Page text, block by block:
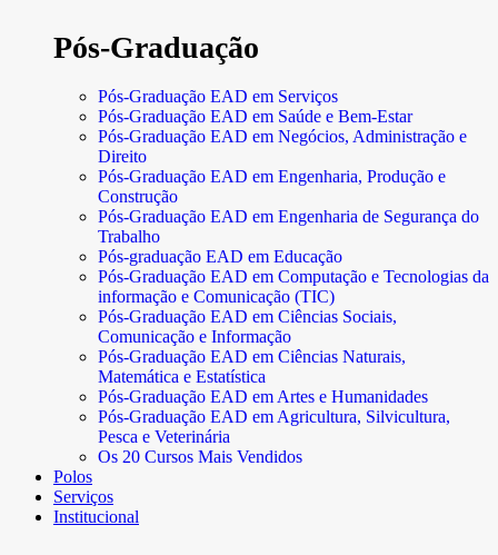
Pós-Graduação
Pós-Graduação EAD em Serviços
Pós-Graduação EAD em Saúde e Bem-Estar
Pós-Graduação EAD em Negócios, Administração e
Direito
Pós-Graduação EAD em Engenharia, Produção e
Construção
Pós-Graduação EAD em Engenharia de Segurança do
Trabalho
Pós-graduação EAD em Educação
Pós-Graduação EAD em Computação e Tecnologias da
informação e Comunicação (TIC)
Pós-Graduação EAD em Ciências Sociais,
Comunicação e Informação
Pós-Graduação EAD em Ciências Naturais,
Matemática e Estatística
Pós-Graduação EAD em Artes e Humanidades
Pós-Graduação EAD em Agricultura, Silvicultura,
Pesca e Veterinária
Os 20 Cursos Mais Vendidos
Polos
Serviços
Institucional